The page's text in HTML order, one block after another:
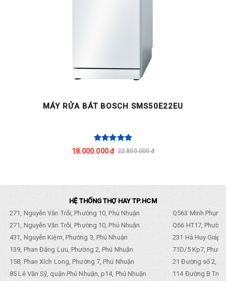
MÁY RỬA BÁT BOSCH SMS50E22EU
18.000.000 đ 22.800.000 đ
HỆ THỐNG THỢ HAY TP.HCM
271, Nguyễn Văn Trỗi, Phường 10, Phú Nhuận
Q563 Minh
271, Nguyễn Văn Trỗi, Phường 10, Phú Nhuận
Q66 HT17,
431, Nguyễn Kiệm, Phường 3, Phú Nhuận
231 Hà Huy Giáp,
139, Phan Đăng Lưu, Phường 2, Phú Nhuận
71D/5 Kp7,
158, Phan Xích Long, Phường 7, Phú Nhuận
21 Đường số 2,
85 Lê Văn Sỹ, quận Phú Nhuận, p14, Phú Nhuận
114 Đường B